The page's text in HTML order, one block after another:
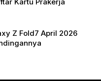
Z Fold7 April 2026